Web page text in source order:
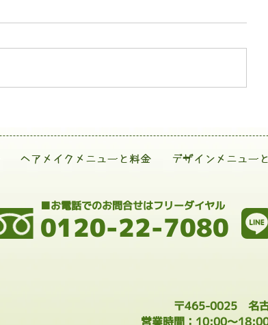
ヘアメイクメニューと料金 デザインメニュー
0120-22-7080
■お電話でのお問合せはフリーダイヤル
〒465-0025 名古
営業時間：10:00～